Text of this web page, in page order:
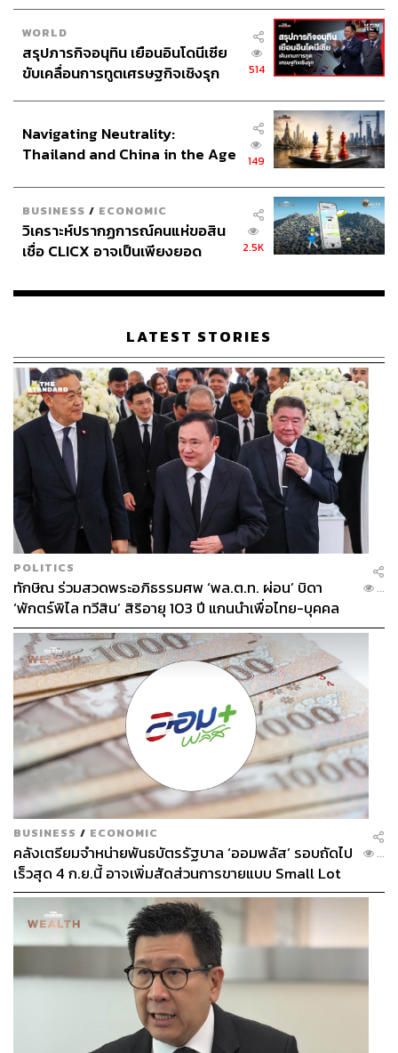
391
วาราดา ทองจำนงค์
Content Creator สำนักข่าว THE
STANDARD WEALTH
ABOUT THE PHOTOGRAPHER
บรรณาธิการภาพ ประจำสำนักข่าว THE
WORLD
สรุปภารกิจอนุทิน เยือนอินโดนีเซีย
ขับเคลื่อนการทูตเศรษฐกิจเชิงรุก
514
Navigating Neutrality:
Thailand and China in the Age
149
BUSINESS / ECONOMIC
วิเคราะห์ปรากฏการณ์คนแห่ขอสิน
เชื่อ CLICX อาจเป็นเพียงยอด
เรือนไทยที่ถูกซุกไว้
2.5K
LATEST STORIES
POLITICS
ทักษิณ ร่วมสวดพระอภิธรรมศพ ‘พล.ต.ท. ผ่อน’ บิดา
‘พักตร์พิไล ทวีสิน’ สิริอายุ 103 ปี แกนนำเพื่อไทย-บุคคล
หลากวงการร่วมอาลัย
...
BUSINESS / ECONOMIC
คลังเตรียมจำหน่ายพันธบัตรรัฐบาล ‘ออมพลัส’ รอบถัดไป
เร็วสุด 4 ก.ย.นี้ อาจเพิ่มสัดส่วนการขายแบบ Small Lot
First มากขึ้น
...